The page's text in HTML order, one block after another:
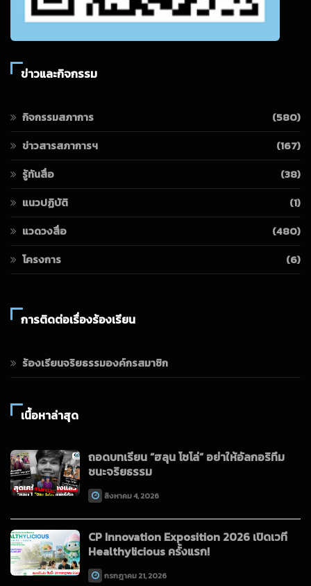
ข่าวและกิจกรรม
กิจกรรมสภาการ
(580)
ข่าวสารสภาการฯ
(167)
รู้ทันสื่อ
(38)
แนวปฏิบัติ
(1)
แวดวงสื่อ
(480)
โครงการ
(6)
การติดต่อเรื่องร้องเรียน
ร้องเรียนจริยธรรมองค์กรสมาชิก
เนื้อหาล่าสุด
ถอดบทเรียน “ฮลุน โซโล่” อย่าให้อัลกอริทึม
ชนะจริยธรรม
สิงหาคม 4, 2026
CP Innovation Exposition 2026 เปิดเวที
Healthylicious ครั้งแรก!
กรกฎาคม 21, 2026